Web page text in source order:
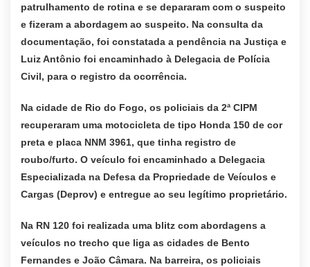
patrulhamento de rotina e se depararam com o suspeito
e fizeram a abordagem ao suspeito. Na consulta da
documentação, foi constatada a pendência na Justiça e
Luiz Antônio foi encaminhado à Delegacia de Polícia
Civil, para o registro da ocorrência.
Na cidade de Rio do Fogo, os policiais da 2ª CIPM
recuperaram uma motocicleta de tipo Honda 150 de cor
preta e placa NNM 3961, que tinha registro de
roubo/furto. O veículo foi encaminhado a Delegacia
Especializada na Defesa da Propriedade de Veículos e
Cargas (Deprov) e entregue ao seu legítimo proprietário.
Na RN 120 foi realizada uma blitz com abordagens a
veículos no trecho que liga as cidades de Bento
Fernandes e João Câmara. Na barreira, os policiais